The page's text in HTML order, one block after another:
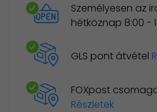
Személyesen az
hétköznap 8:00 -
GLS pont átvétel
FOXpost
Részletek